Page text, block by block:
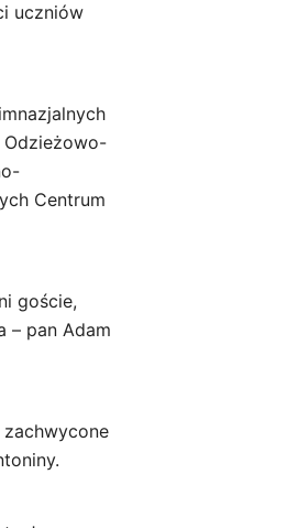
uczniów
Odzieżowo-
Centrum
goście,
– pan Adam